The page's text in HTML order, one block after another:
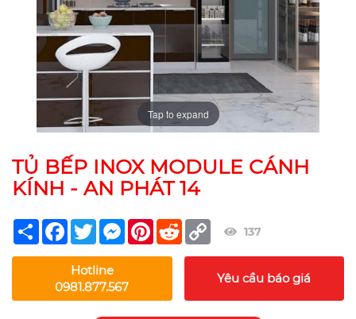
Tap to expand
TỦ BẾP INOX MODULE CÁNH
KÍNH - AN PHÁT 14
Share Facebook
TwitterMessengerPinterest
Reddit Copy
Link
137
Hotline
0981.877.567
Yêu cầu báo giá